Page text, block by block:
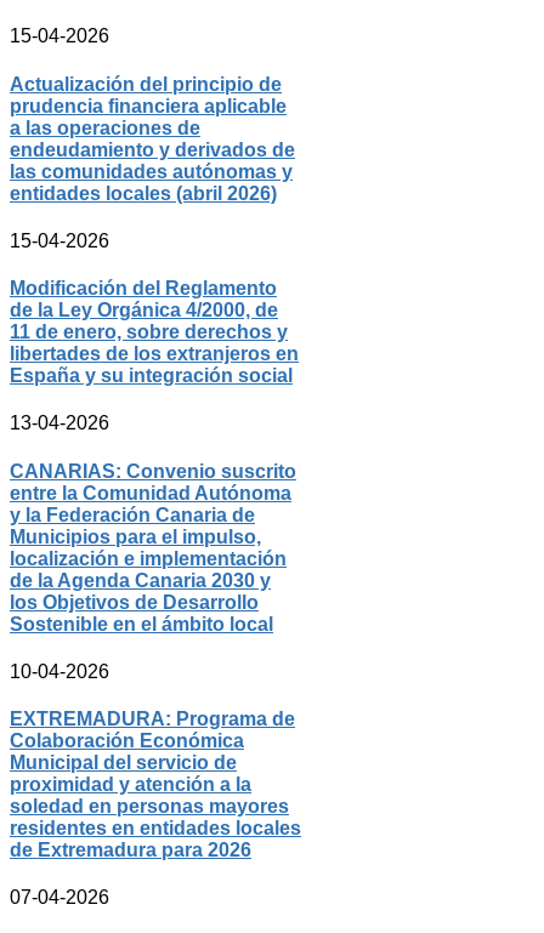
15-04-2026
Actualización del principio de
prudencia financiera aplicable
a las operaciones de
endeudamiento y derivados de
las comunidades autónomas y
entidades locales (abril 2026)
15-04-2026
Modificación del Reglamento
de la Ley Orgánica 4/2000, de
11 de enero, sobre derechos y
libertades de los extranjeros en
España y su integración social
13-04-2026
CANARIAS: Convenio suscrito
entre la Comunidad Autónoma
y la Federación Canaria de
Municipios para el impulso,
localización e implementación
de la Agenda Canaria 2030 y
los Objetivos de Desarrollo
Sostenible en el ámbito local
10-04-2026
EXTREMADURA: Programa de
Colaboración Económica
Municipal del servicio de
proximidad y atención a la
soledad en personas mayores
residentes en entidades locales
de Extremadura para 2026
07-04-2026